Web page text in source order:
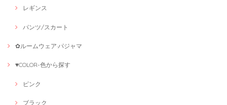
レギンス
パンツ/スカート
✿ルームウェア·パジャマ
♥COLOR-色から探す
ピンク
ブラック